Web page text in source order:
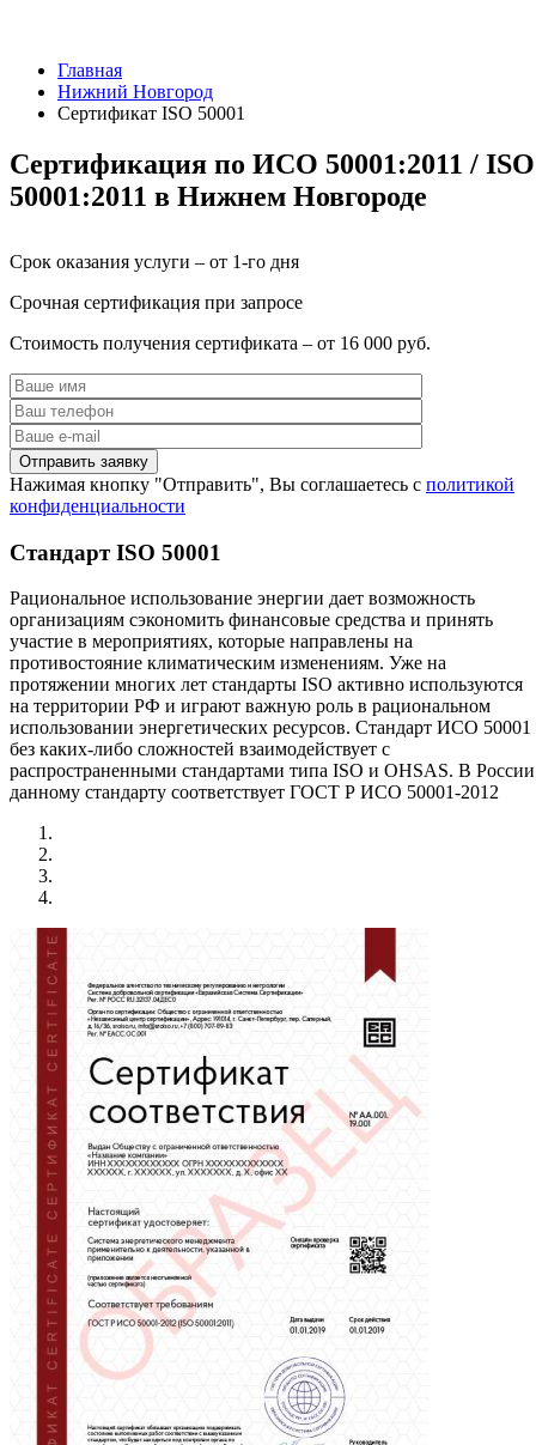
Главная
Нижний Новгород
Сертификат ISO 50001
Сертификация по ИСО 50001:2011 / ISO
50001:2011 в Нижнем Новгороде
Срок оказания услуги – от 1-го дня
Срочная сертификация при запросе
Стоимость получения сертификата – от 16 000 руб.
Нажимая кнопку "Отправить", Вы соглашаетесь с политикой
конфиденциальности
Стандарт ISO 50001
Рациональное использование энергии дает возможность
организациям сэкономить финансовые средства и принять
участие в мероприятиях, которые направлены на
противостояние климатическим изменениям. Уже на
протяжении многих лет стандарты ISO активно используются
на территории РФ и играют важную роль в рациональном
использовании энергетических ресурсов. Стандарт ИСО 50001
без каких-либо сложностей взаимодействует с
распространенными стандартами типа ISO и OHSAS. В России
данному стандарту соответствует ГОСТ Р ИСО 50001-2012